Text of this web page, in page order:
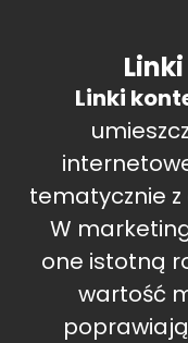
Linki
tematycznie
W
one istotną
wartość